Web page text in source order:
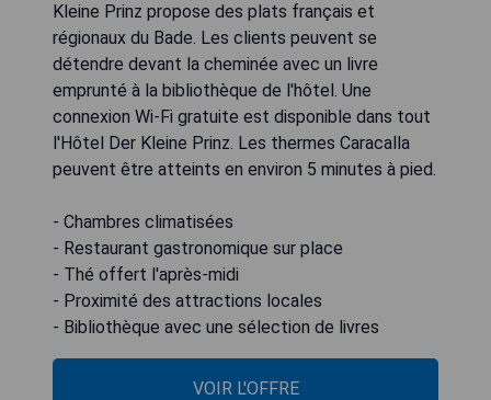
Kleine Prinz propose des plats français et
régionaux du Bade. Les clients peuvent se
détendre devant la cheminée avec un livre
emprunté à la bibliothèque de l'hôtel. Une
connexion Wi-Fi gratuite est disponible dans tout
l'Hôtel Der Kleine Prinz. Les thermes Caracalla
peuvent être atteints en environ 5 minutes à pied.
- Chambres climatisées
- Restaurant gastronomique sur place
- Thé offert l'après-midi
- Proximité des attractions locales
- Bibliothèque avec une sélection de livres
VOIR L'OFFRE